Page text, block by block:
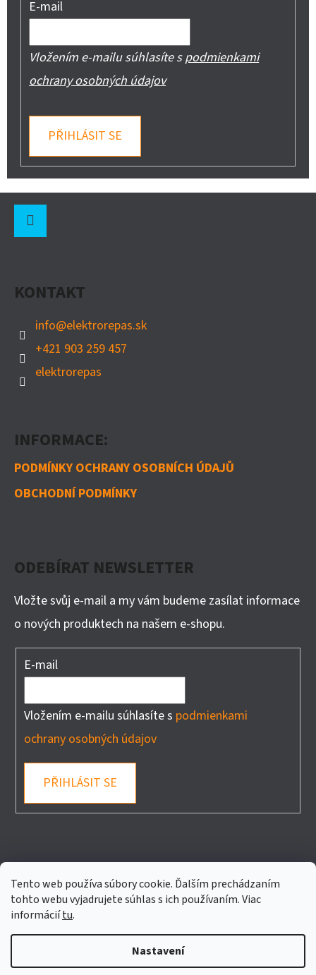
Tento web používa súbory cookie. Ďalším prechádzaním
tohto webu vyjadrujete súhlas s ich používaním. Viac
informáciítu.
Nastavení
E-mail
Vložením e-mailu súhlasíte spodmienkami
ochrany osobných údajov
PŘIHLÁSIT SE
KONTAKT
info@elektrorepas.sk
+421 903 259 457
elektrorepas
INFORMACE:
PODMÍNKY OCHRANY OSOBNÍCH ÚDAJŮ
OBCHODNÍ PODMÍNKY
ODEBÍRAT NEWSLETTER
Vložte svůj e-mail a my vám budeme zasílat informace
o nových produktech na našem e-shopu.
E-mail
Vložením e-mailu súhlasíte s podmienkami
ochrany osobných údajov
PŘIHLÁSIT SE
FACEBOOK